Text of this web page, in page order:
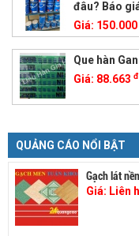
đâu? Báo
Giá: 150.000
Que hàn
Giá: 88.663 đ
QUẢNG CÁO NỔI BẬT
Gạch lát
Giá: Liên